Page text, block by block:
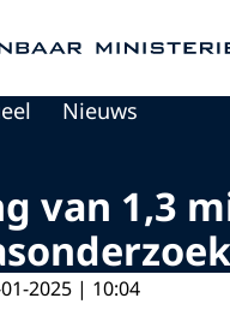
Nieuws
van 1,3
2025 | 10:04